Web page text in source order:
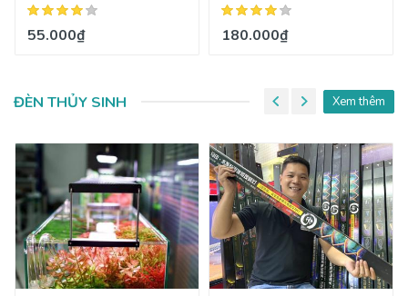
55.000₫ 180.000₫
ĐÈN THỦY SINH Xem thêm